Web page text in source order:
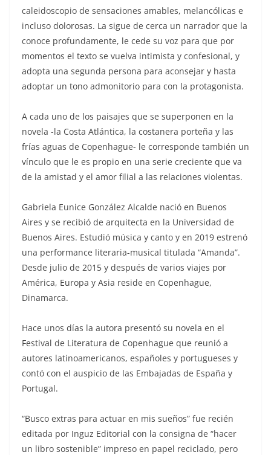
caleidoscopio de sensaciones amables, melancólicas e
incluso dolorosas. La sigue de cerca un narrador que la
conoce profundamente, le cede su voz para que por
momentos el texto se vuelva intimista y confesional, y
adopta una segunda persona para aconsejar y hasta
adoptar un tono admonitorio para con la protagonista.
A cada uno de los paisajes que se superponen en la
novela -la Costa Atlántica, la costanera porteña y las
frías aguas de Copenhague- le corresponde también un
vínculo que le es propio en una serie creciente que va
de la amistad y el amor filial a las relaciones violentas.
Gabriela Eunice González Alcalde nació en Buenos
Aires y se recibió de arquitecta en la Universidad de
Buenos Aires. Estudió música y canto y en 2019 estrenó
una performance literaria-musical titulada “Amanda”.
Desde julio de 2015 y después de varios viajes por
América, Europa y Asia reside en Copenhague,
Dinamarca.
Hace unos días la autora presentó su novela en el
Festival de Literatura de Copenhague que reunió a
autores latinoamericanos, españoles y portugueses y
contó con el auspicio de las Embajadas de España y
Portugal.
“Busco extras para actuar en mis sueños” fue recién
editada por Inguz Editorial con la consigna de “hacer
un libro sostenible” impreso en papel reciclado, pero